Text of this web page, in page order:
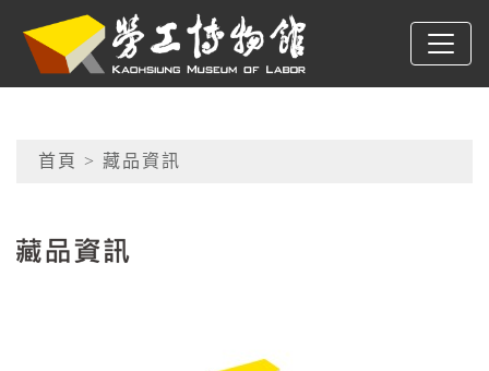
跳到主要內容
高雄市勞工博物館
網頁導覽
首頁 > 藏品資訊